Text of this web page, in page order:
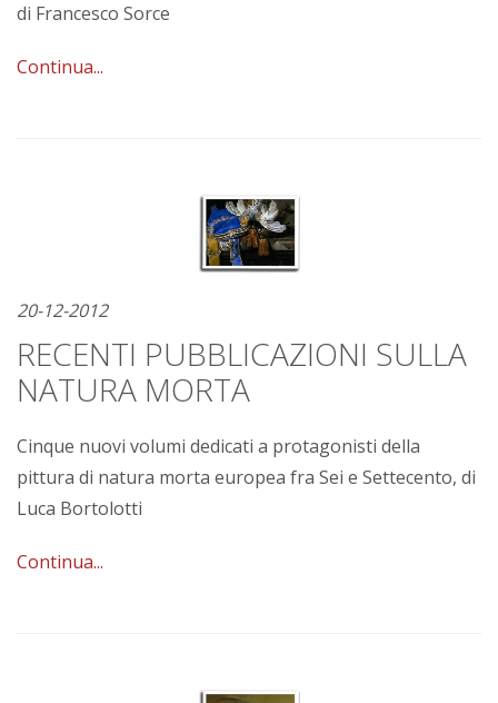
di Francesco Sorce
Continua...
20-12-2012
RECENTI PUBBLICAZIONI SULLA
NATURA MORTA
Cinque nuovi volumi dedicati a protagonisti della
pittura di natura morta europea fra Sei e Settecento, di
Luca Bortolotti
Continua...